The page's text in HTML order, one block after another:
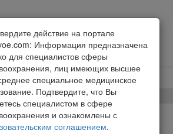
действие на портале
Информация предназначена
для специалистов сферы
лиц имеющих высшее
специальное медицинское
Подтвердите, что Вы
специалистом в сфере
и ознакомлены с
соглашением.